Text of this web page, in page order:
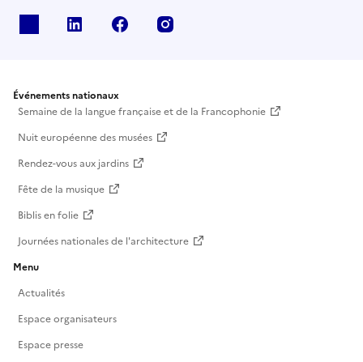
Linkedin Facebook
Événements nationaux
Semaine de la langue française et de la Francophonie
Nuit européenne des musées
Rendez-vous aux jardins
Fête de la musique
Biblis en folie
Journées nationales de l'architecture
Menu
Actualités
Espace organisateurs
Espace presse